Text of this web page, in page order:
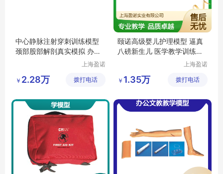
中心静脉注射穿刺训练模型
颈部股部解剖真实模拟 办公
上海盈诺
公司
￥ 2.28万 拨打电话
颐诺高级婴儿护理模型 逼真
八磅新生儿 医学教学训练器
上海盈诺
公司
￥ 1.35万 拨打电话